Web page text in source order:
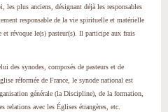
les plus anciens, désignant déjà les responsables
responsable de la vie spirituelle et matérielle
révoque le(s) pasteur(s). Il participe aux frais
des synodes, composés de pasteurs et de
réformée de France, le synode national est
générale (la Discipline), de la formation,
relations avec les Églises étrangères, etc.